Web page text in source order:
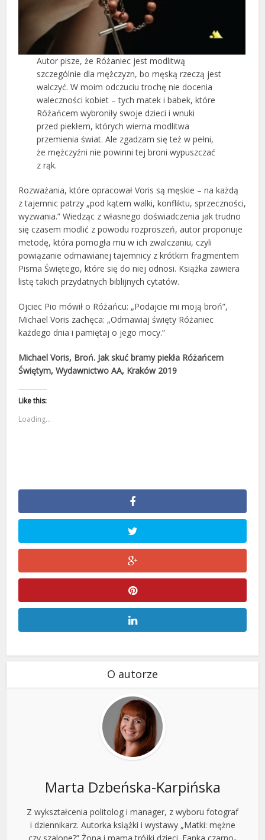
Autor pisze, że Różaniec jest modlitwą
szczególnie dla mężczyzn, bo męską rzeczą jest
walczyć. W moim odczuciu trochę nie docenia
waleczności kobiet – tych matek i babek, które
Różańcem wybroniły swoje dzieci i wnuki
przed piekłem, których wierna modlitwa
przemienia świat. Ale zgadzam się też w pełni,
że mężczyźni nie powinni tej broni wypuszczać
z rąk.
Rozważania, które opracował Voris są męskie – na każdą
z tajemnic patrzy „pod kątem walki, konfliktu, sprzeczności,
wyzwania.” Wiedząc z własnego doświadczenia jak trudno
się czasem modlić z powodu rozproszeń, autor proponuje
metodę, która pomogła mu w ich zwalczaniu, czyli
powiązanie odmawianej tajemnicy z krótkim fragmentem
Pisma Świętego, które się do niej odnosi. Książka zawiera
listę takich przydatnych biblijnych cytatów.
Ojciec Pio mówił o Różańcu: „Podajcie mi moją broń”,
Michael Voris zachęca: „Odmawiaj święty Różaniec
każdego dnia i pamiętaj o jego mocy.”
Michael Voris, Broń. Jak skuć bramy piekła Różańcem
Świętym, Wydawnictwo AA, Kraków 2019
Like this:
Loading...
O autorze
Marta Dzbeńska-Karpińska
Z wykształcenia politolog i manager, z wyboru fotograf
i dziennikarz. Autorka książki i wystawy „Matki: mężne